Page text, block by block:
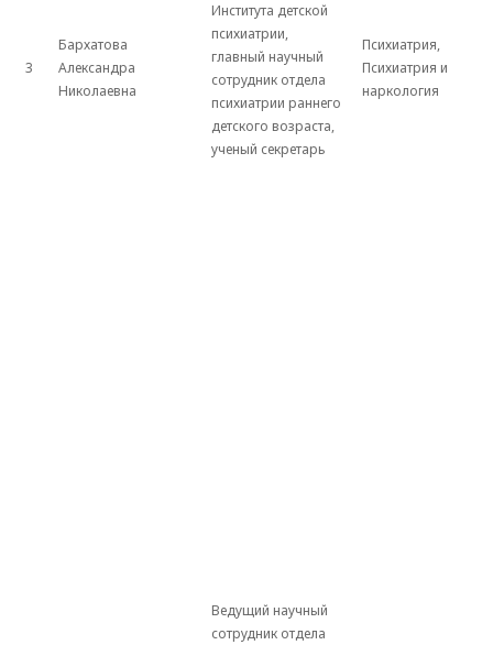
3
Бархатова
Александра
Николаевна
Института детской
психиатрии,
главный научный
сотрудник отдела
психиатрии раннего
детского возраста,
ученый секретарь
Психиатрия,
Психиатрия и
наркология
Ведущий научный
сотрудник отдела